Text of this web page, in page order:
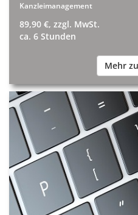
Kanzleimanagement
89,90 €, zzgl. MwSt.
ca. 6 Stunden
Mehr